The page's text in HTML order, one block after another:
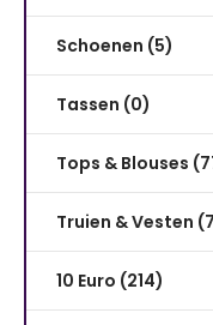
Schoenen (5)
Tassen (0)
Tops & Blouses
Truien & Vesten
10 Euro (214)